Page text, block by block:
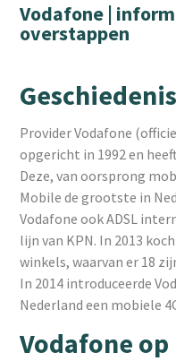
Vodafone |
overstappen
Provider Vodafone
opgericht in 1992 en
Deze, van oorsprong
Mobile de grootste in
Vodafone ook ADSL
lijn van KPN. In 2013
winkels, waarvan er 18
In 2014 introduceerde
Nederland een mobiele
Vodafone